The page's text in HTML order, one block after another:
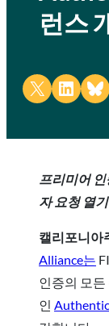
런스
Share on X Share onShare
프리미어
자 요청 열기
캘리포니아
Alliance는
인증의 모
인